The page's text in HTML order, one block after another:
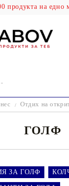
Отдих на
ГОЛФ
ЗА ГОЛФ